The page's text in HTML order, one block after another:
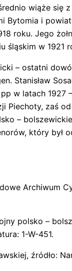
wiąże
i
roku. Jego
w 1921
– ostatni
Stanisław
w latach 1927
zaś
–
który był
Archiwum
polsko –
1-W-451.
źródło: